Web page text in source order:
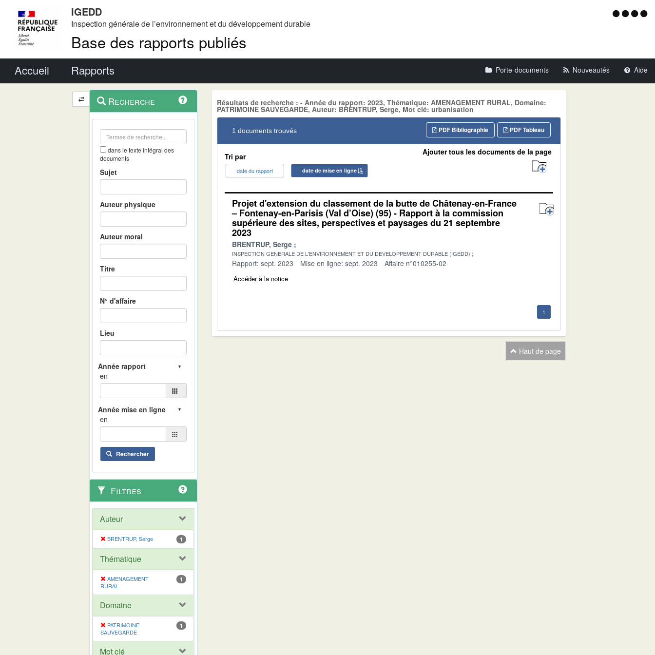
IGEDD
Inspection générale de l’environnement et du développement durable
Base des rapports publiés
Menu
Accueil Rapports Porte-documents Nouveautés Aide
Navigation
et
outils
contextuel
Recherche
dans le texte intégral des
documents
Sujet
Auteur physique
Auteur moral
Titre
N° d'affaire
Lieu
en
en
Rechercher
Filtres
Auteur
BRENTRUP, Serge 1
Thématique
AMENAGEMENT
RURAL
1
Domaine
PATRIMOINE
SAUVEGARDE
1
Mot clé
Résultats de recherche : - Année du rapport: 2023, Thématique: AMENAGEMENT RURAL, Domaine:
PATRIMOINE SAUVEGARDE, Auteur: BRENTRUP, Serge, Mot clé: urbanisation
1 documents trouvés PDF Tableau
PDF Bibliographie
Tri par
date du rapport date de mise en ligne
Ajouter tous les documents de la page
Projet d'extension du classement de la butte de Châtenay-en-France
– Fontenay-en-Parisis (Val d’Oise) (95) - Rapport à la commission
supérieure des sites, perspectives et paysages du 21 septembre
2023
BRENTRUP, Serge
INSPECTION GENERALE DE L'ENVIRONNEMENT ET DU DEVELOPPEMENT DURABLE (IGEDD)
Rapport: sept. 2023 Mise en ligne: sept. 2023 Affaire n°010255-02
Accéder à la notice
1
Haut de page